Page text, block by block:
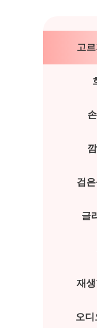
고
검
글
재
오디